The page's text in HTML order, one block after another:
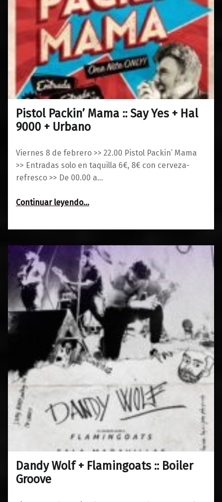
Pistol Packin’ Mama :: Say Yes + Hal
9000 + Urbano
Viernes 8 de febrero >> 22.00 Pistol Packin’ Mama
>> Entradas solo en taquilla 6€, 8€ con cerveza-
refresco >> De 00.00 a…
Continuar leyendo“Pistol Packin’ Mama :: Say Yes + Hal 9000 + Urbano”
…
29/01/2019
0
Maravillas
Dandy Wolf + Flamingoats :: Boiler
Groove
19/11/2018
0
Maravillas